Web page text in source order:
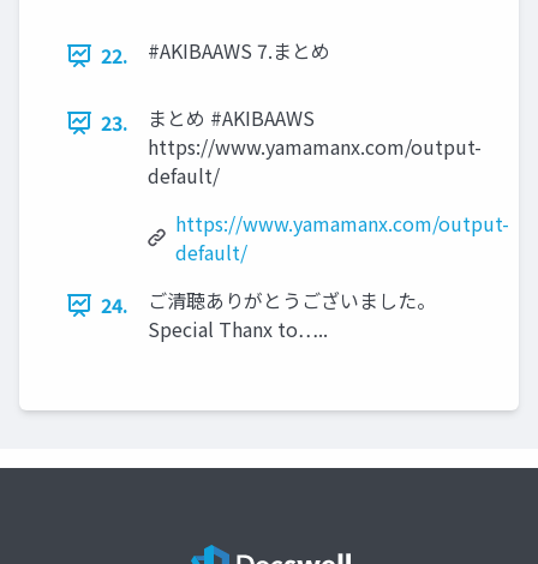
22. #AKIBAAWS 7.まとめ
23.
まとめ #AKIBAAWS
https://www.yamamanx.com/output-
default/
https://www.yamamanx.com/output-
default/
24.
ご清聴ありがとうございました。
Special Thanx to…..